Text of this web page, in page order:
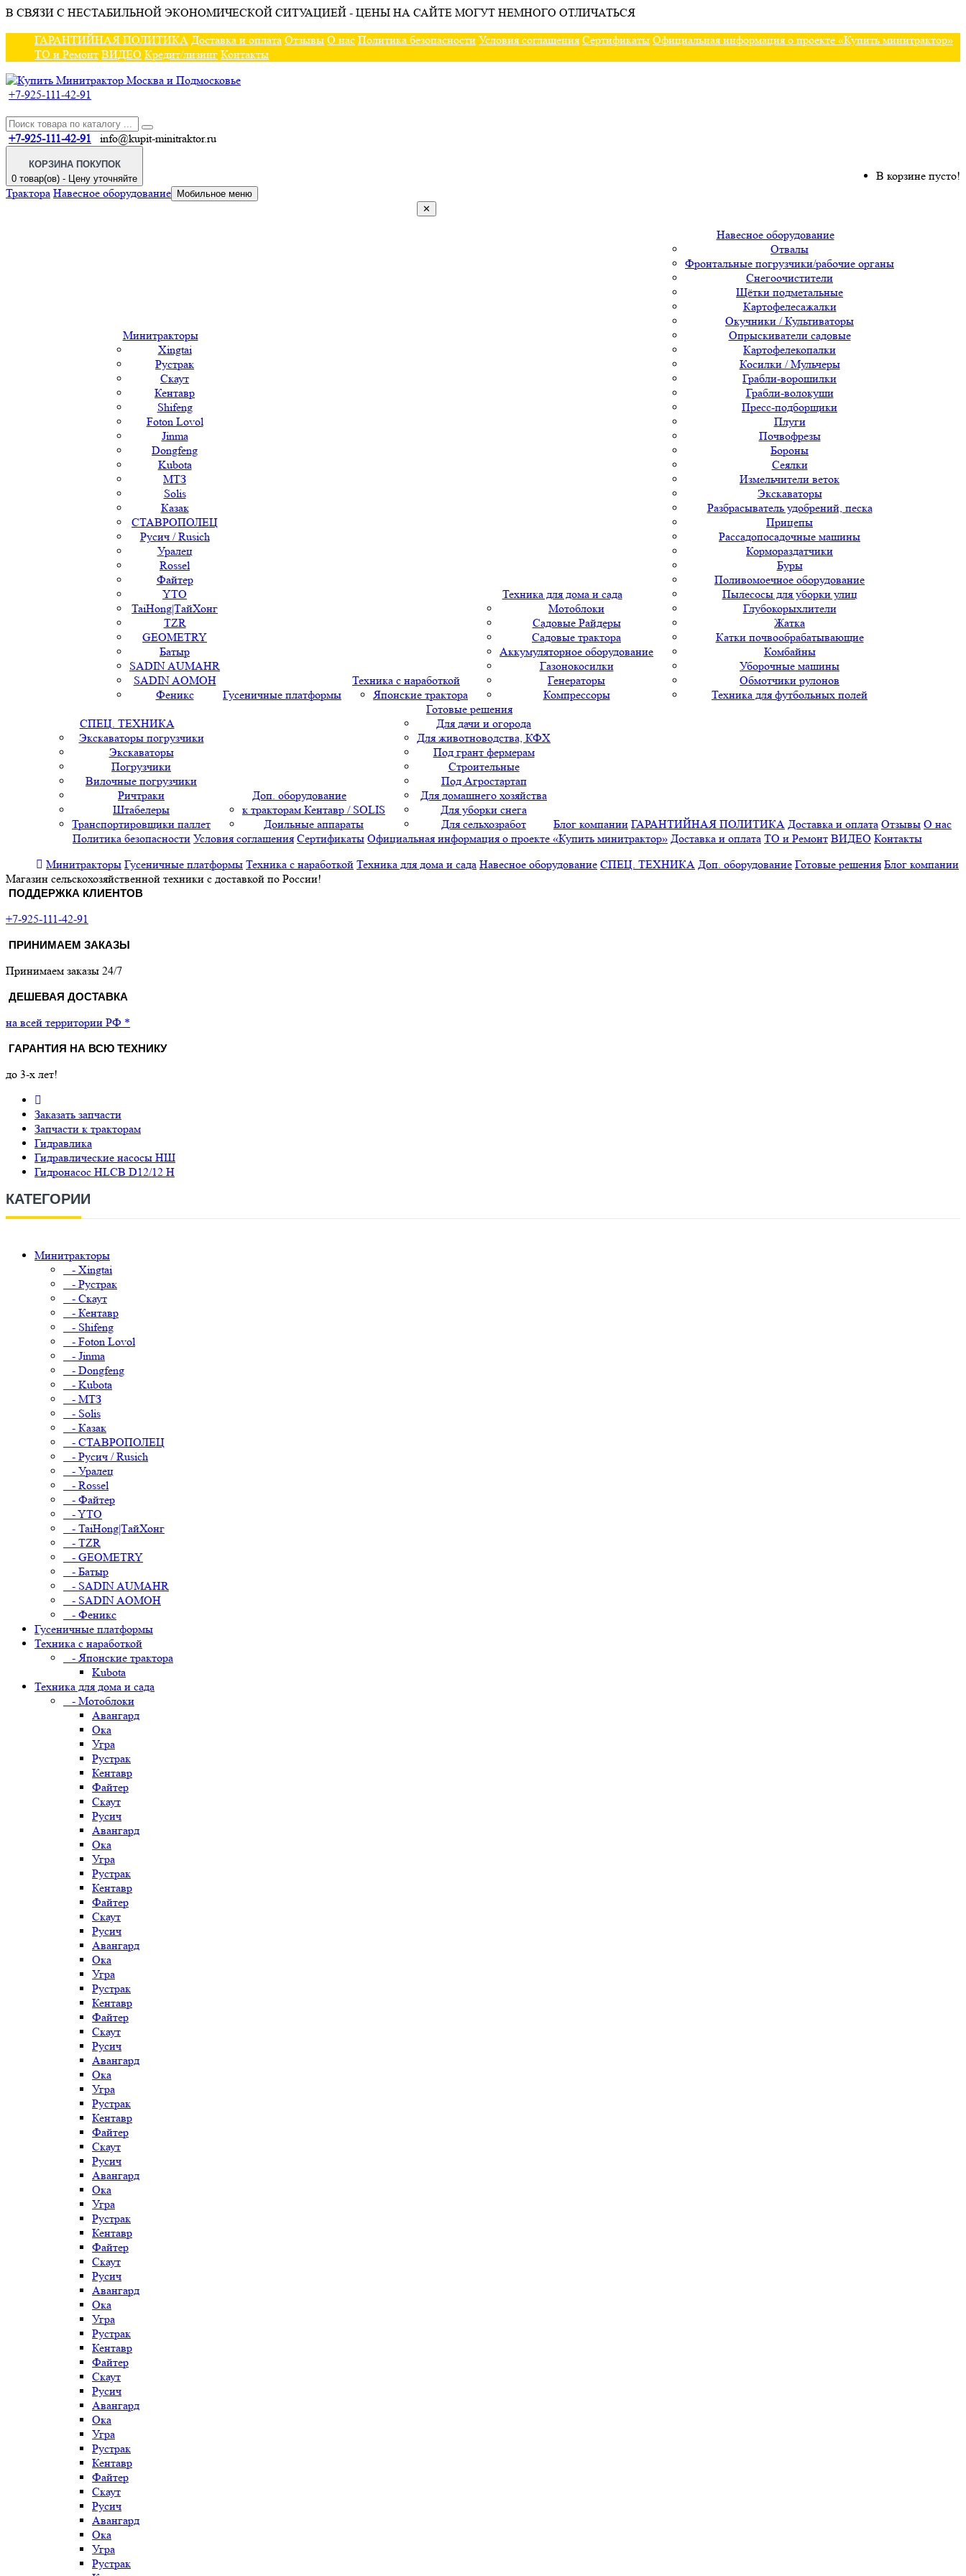
В СВЯЗИ С НЕСТАБИЛЬНОЙ ЭКОНОМИЧЕСКОЙ СИТУАЦИЕЙ - ЦЕНЫ НА САЙТЕ МОГУТ НЕМНОГО ОТЛИЧАТЬСЯ
ГАРАНТИЙНАЯ ПОЛИТИКА Доставка и оплата Отзывы О нас Политика безопасности Условия соглашения Сертификаты Официальная информация о проекте «Купить минитрактор»
ТО и Ремонт ВИДЕО Кредит/лизинг Контакты
+7-925-111-42-91
+7-925-111-42-91 info@kupit-minitraktor.ru
КОРЗИНА ПОКУПОК
0 товар(ов) - Цену уточняйте
В корзине пусто!
Трактора Навесное оборудование
Мобильное меню
✕
Минитракторы
Xingtai
Рустрак
Скаут
Кентавр
Shifeng
Foton Lovol
Jinma
Dongfeng
Kubota
МТЗ
Solis
Казак
СТАВРОПОЛЕЦ
Русич / Rusich
Уралец
Rossel
Файтер
YTO
TaiHong|ТайХонг
TZR
GEOMETRY
Батыр
SADIN AUMAHR
SADIN AOMOH
Феникс
Гусеничные платформы
Техника с наработкой
Японские трактора
Техника для дома и сада
Мотоблоки
Садовые Райдеры
Садовые трактора
Аккумуляторное оборудование
Газонокосилки
Генераторы
Компрессоры
Навесное оборудование
Отвалы
Фронтальные погрузчики/рабочие органы
Снегоочистители
Щётки подметальные
Картофелесажалки
Окучники / Культиваторы
Опрыскиватели садовые
Картофелекопалки
Косилки / Мульчеры
Грабли-ворошилки
Грабли-волокуши
Пресс-подборщики
Плуги
Почвофрезы
Бороны
Сеялки
Измельчители веток
Экскаваторы
Разбрасыватель удобрений, песка
Прицепы
Рассадопосадочные машины
Кормораздатчики
Буры
Поливомоечное оборудование
Пылесосы для уборки улиц
Глубокорыхлители
Жатка
Катки почвообрабатывающие
Комбайны
Уборочные машины
Обмотчики рулонов
Техника для футбольных полей
СПЕЦ. ТЕХНИКА
Экскаваторы погрузчики
Экскаваторы
Погрузчики
Вилочные погрузчики
Ричтраки
Штабелеры
Транспортировщики паллет
Доп. оборудование
к тракторам Кентавр / SOLIS
Доильные аппараты
Готовые решения
Для дачи и огорода
Для животноводства, КФХ
Под грант фермерам
Строительные
Под Агростартап
Для домашнего хозяйства
Для уборки снега
Для сельхозработ
Блог компании ГАРАНТИЙНАЯ ПОЛИТИКА Доставка и оплата Отзывы О нас
Политика безопасности Условия соглашения Сертификаты Официальная информация о проекте «Купить минитрактор» Доставка и оплата ТО и Ремонт ВИДЕО Контакты
Минитракторы Гусеничные платформы Техника с наработкой Техника для дома и сада Навесное оборудование СПЕЦ. ТЕХНИКА Доп. оборудование Готовые решения Блог компании
Магазин сельскохозяйственной техники с доставкой по России!
ПОДДЕРЖКА КЛИЕНТОВ
+7-925-111-42-91
ПРИНИМАЕМ ЗАКАЗЫ
Принимаем заказы 24/7
ДЕШЕВАЯ ДОСТАВКА
на всей территории РФ *
ГАРАНТИЯ НА ВСЮ ТЕХНИКУ
до 3-х лет!
Заказать запчасти
Запчасти к тракторам
Гидравлика
Гидравлические насосы НШ
Гидронасос HLCB D12/12 H
КАТЕГОРИИ
Минитракторы
- Xingtai
- Рустрак
- Скаут
- Кентавр
- Shifeng
- Foton Lovol
- Jinma
- Dongfeng
- Kubota
- МТЗ
- Solis
- Казак
- СТАВРОПОЛЕЦ
- Русич / Rusich
- Уралец
- Rossel
- Файтер
- YTO
- TaiHong|ТайХонг
- TZR
- GEOMETRY
- Батыр
- SADIN AUMAHR
- SADIN AOMOH
- Феникс
Гусеничные платформы
Техника с наработкой
- Японские трактора
Kubota
Техника для дома и сада
- Мотоблоки
Авангард
Ока
Угра
Рустрак
Кентавр
Файтер
Скаут
Русич
Авангард
Ока
Угра
Рустрак
Кентавр
Файтер
Скаут
Русич
Авангард
Ока
Угра
Рустрак
Кентавр
Файтер
Скаут
Русич
Авангард
Ока
Угра
Рустрак
Кентавр
Файтер
Скаут
Русич
Авангард
Ока
Угра
Рустрак
Кентавр
Файтер
Скаут
Русич
Авангард
Ока
Угра
Рустрак
Кентавр
Файтер
Скаут
Русич
Авангард
Ока
Угра
Рустрак
Кентавр
Файтер
Скаут
Русич
Авангард
Ока
Угра
Рустрак